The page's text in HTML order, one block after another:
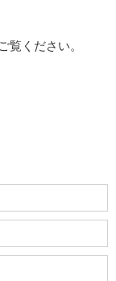
覧ください。